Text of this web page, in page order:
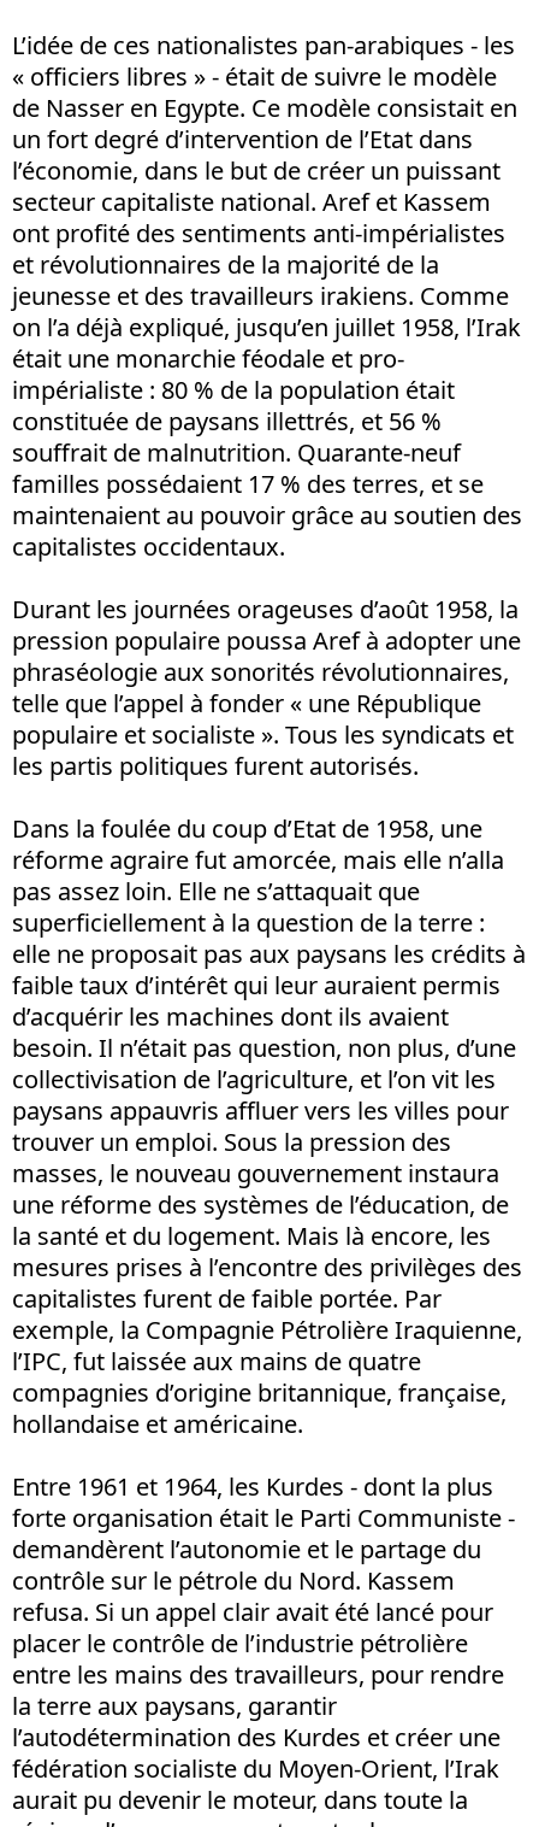
L’idée de ces nationalistes pan-arabiques - les
« officiers libres » - était de suivre le modèle
de Nasser en Egypte. Ce modèle consistait en
un fort degré d’intervention de l’Etat dans
l’économie, dans le but de créer un puissant
secteur capitaliste national. Aref et Kassem
ont profité des sentiments anti-impérialistes
et révolutionnaires de la majorité de la
jeunesse et des travailleurs irakiens. Comme
on l’a déjà expliqué, jusqu’en juillet 1958, l’Irak
était une monarchie féodale et pro-
impérialiste : 80 % de la population était
constituée de paysans illettrés, et 56 %
souffrait de malnutrition. Quarante-neuf
familles possédaient 17 % des terres, et se
maintenaient au pouvoir grâce au soutien des
capitalistes occidentaux.
Durant les journées orageuses d’août 1958, la
pression populaire poussa Aref à adopter une
phraséologie aux sonorités révolutionnaires,
telle que l’appel à fonder « une République
populaire et socialiste ». Tous les syndicats et
les partis politiques furent autorisés.
Dans la foulée du coup d’Etat de 1958, une
réforme agraire fut amorcée, mais elle n’alla
pas assez loin. Elle ne s’attaquait que
superficiellement à la question de la terre :
elle ne proposait pas aux paysans les crédits à
faible taux d’intérêt qui leur auraient permis
d’acquérir les machines dont ils avaient
besoin. Il n’était pas question, non plus, d’une
collectivisation de l’agriculture, et l’on vit les
paysans appauvris affluer vers les villes pour
trouver un emploi. Sous la pression des
masses, le nouveau gouvernement instaura
une réforme des systèmes de l’éducation, de
la santé et du logement. Mais là encore, les
mesures prises à l’encontre des privilèges des
capitalistes furent de faible portée. Par
exemple, la Compagnie Pétrolière Iraquienne,
l’IPC, fut laissée aux mains de quatre
compagnies d’origine britannique, française,
hollandaise et américaine.
Entre 1961 et 1964, les Kurdes - dont la plus
forte organisation était le Parti Communiste -
demandèrent l’autonomie et le partage du
contrôle sur le pétrole du Nord. Kassem
refusa. Si un appel clair avait été lancé pour
placer le contrôle de l’industrie pétrolière
entre les mains des travailleurs, pour rendre
la terre aux paysans, garantir
l’autodétermination des Kurdes et créer une
fédération socialiste du Moyen-Orient, l’Irak
aurait pu devenir le moteur, dans toute la